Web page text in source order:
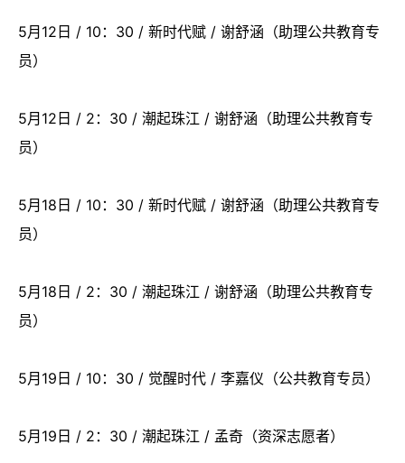
5月12日 / 10：30 / 新时代赋 / 谢舒涵（助理公共教育专
员）
5月12日 / 2：30 / 潮起珠江 / 谢舒涵（助理公共教育专
员）
5月18日 / 10：30 / 新时代赋 / 谢舒涵（助理公共教育专
员）
5月18日 / 2：30 / 潮起珠江 / 谢舒涵（助理公共教育专
员）
5月19日 / 10：30 / 觉醒时代 / 李嘉仪（公共教育专员）
5月19日 / 2：30 / 潮起珠江 / 孟奇（资深志愿者）